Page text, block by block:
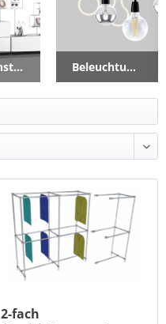
Schaufenster & Visual Merchandising Beleuchtung & Beschallung
2-fach